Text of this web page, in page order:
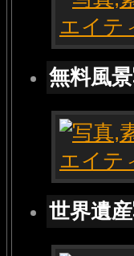
無料風
世界遺